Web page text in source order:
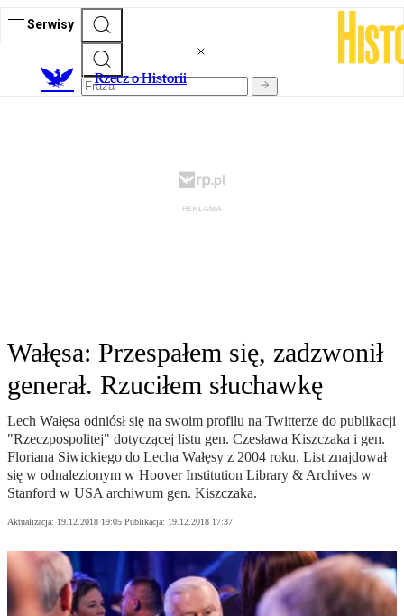
Serwisy
Rzecz o Historii
Wałęsa: Przespałem się, zadzwonił
generał. Rzuciłem słuchawkę
Lech Wałęsa odniósł się na swoim profilu na Twitterze do publikacji
"Rzeczpospolitej" dotyczącej listu gen. Czesława Kiszczaka i gen.
Floriana Siwickiego do Lecha Wałęsy z 2004 roku. List znajdował
się w odnalezionym w Hoover Institution Library & Archives w
Stanford w USA archiwum gen. Kiszczaka.
Aktualizacja: 19.12.2018 19:05 Publikacja: 19.12.2018 17:37